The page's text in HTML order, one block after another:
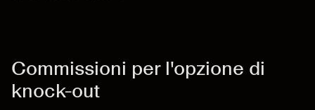
Commissioni per l'opzione di
knock-out